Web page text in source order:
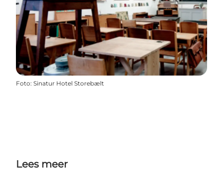
Foto: Sinatur Hotel Storebælt
Lees meer